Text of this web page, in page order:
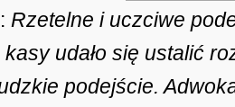
Rzetelne i uczciwe
kasy udało się ustalić
podejście.